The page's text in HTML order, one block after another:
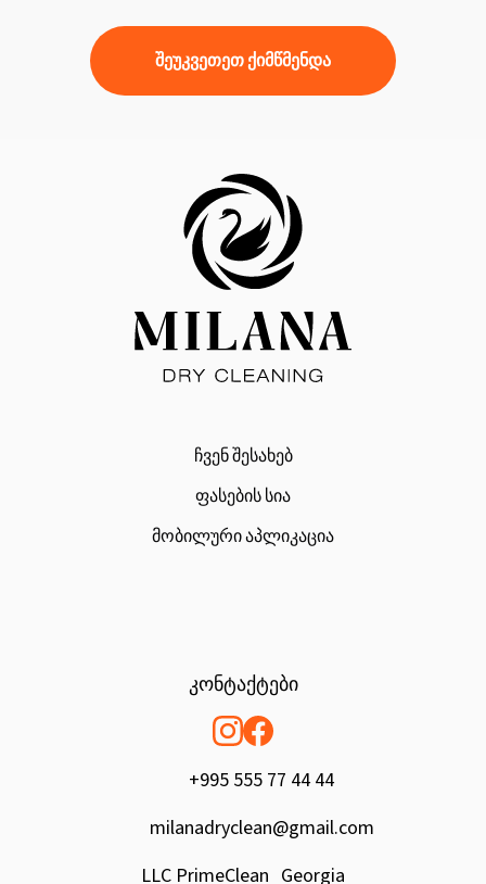
შეუკვეთეთ ქიმწმენდა
ჩვენ შესახებ
ფასების სია
მობილური აპლიკაცია
კონტაქტები
+995 555 77 44 44
milanadryclean@gmail.com
LLC PrimeClean Georgia